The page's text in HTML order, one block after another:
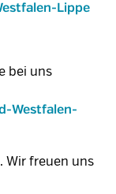
Lippe
bei uns
Westfalen-
Wir freuen uns